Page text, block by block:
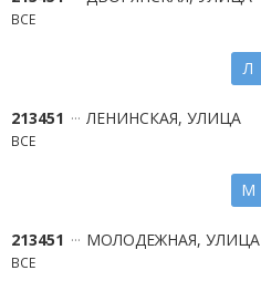
ВСЕ
Л
213451 ЛЕНИНСКАЯ, УЛИЦА
ВСЕ
М
213451 МОЛОДЕЖНАЯ, УЛИЦА
ВСЕ